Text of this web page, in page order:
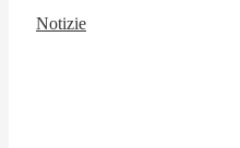
Notizie